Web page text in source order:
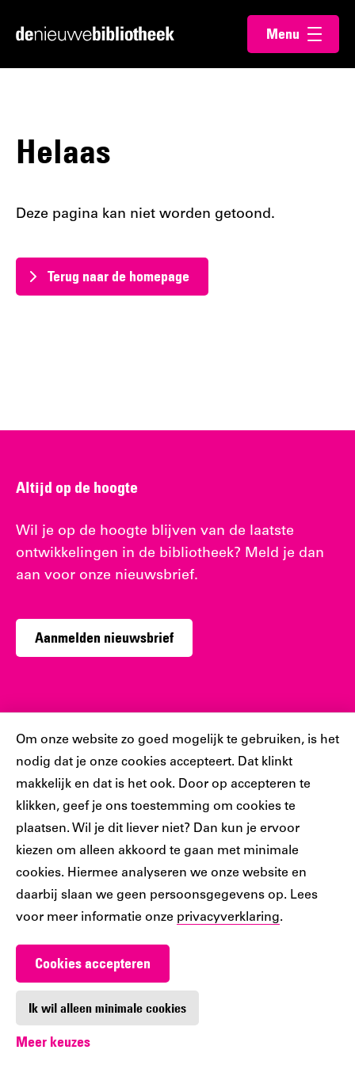
Cookiebar
Om onze website zo goed mogelijk te gebruiken, is het
nodig dat je onze cookies accepteert. Dat klinkt
makkelijk en dat is het ook. Door op accepteren te
klikken, geef je ons toestemming om cookies te
plaatsen. Wil je dit liever niet? Dan kun je ervoor
kiezen om alleen akkoord te gaan met minimale
cookies. Hiermee analyseren we onze website en
daarbij slaan we geen persoonsgegevens op. Lees
voor meer informatie onze privacyverklaring.
Cookies accepteren
Ik wil alleen minimale cookies
Meer keuzes
direct
direct
Ga
Menu
openen
Helaas
Deze pagina kan niet worden getoond.
Terug naar de homepage
Altijd op de hoogte
Wil je op de hoogte blijven van de laatste
ontwikkelingen in de bibliotheek? Meld je dan
aan voor onze nieuwsbrief.
Aanmelden nieuwsbrief
Sociaal
Volg jij ons al?
Ons
account
Ons
account
Ons
Instagram
account
Ons
account
Ons
account
Werken bij De Nieuwe Bibliotheek
Digitoegankelijkheid